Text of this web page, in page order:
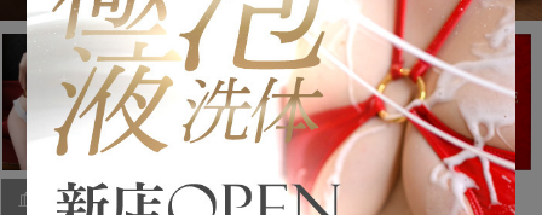
血液型 A型 星 座 うお座